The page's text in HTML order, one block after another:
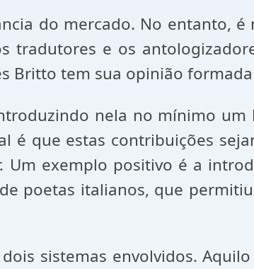
do mercado. No entanto,
e os
Britto tem sua opinião formada
nela no mínimo um
é que estas contribuições
exemplo positivo é a
poetas italianos, que
sistemas envolvidos.